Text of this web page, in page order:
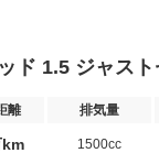
ド 1.5 ジャス
離 排気量
1500cc